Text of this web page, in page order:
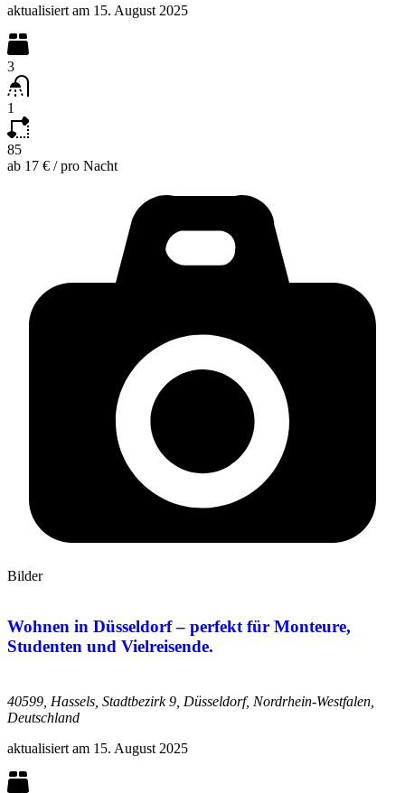
aktualisiert am 15. August 2025
3
1
85
ab 17 € / pro Nacht
Bilder
Wohnen in Düsseldorf – perfekt für Monteure,
Studenten und Vielreisende.
40599, Hassels, Stadtbezirk 9, Düsseldorf, Nordrhein-Westfalen,
Deutschland
aktualisiert am 15. August 2025